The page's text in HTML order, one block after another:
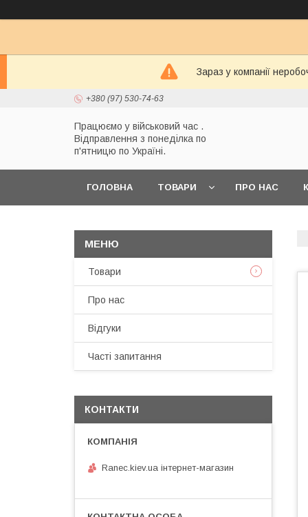
Зараз у компанії
+380 (97) 530-74-63
Працюємо у військовий час .
Відправлення з понеділка по
п'ятницю по Україні.
ГОЛОВНА ТОВАРИ ПРО НАС
Товари
Про нас
Відгуки
Часті запитання
КОНТАКТИ
Ranec.kiev.ua інтернет-магазин